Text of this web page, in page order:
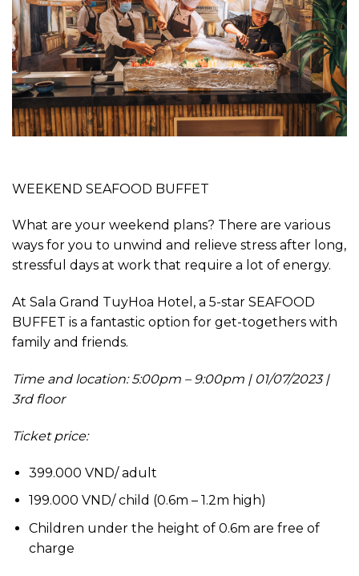
WEEKEND SEAFOOD BUFFET
What are your weekend plans? There are various
ways for you to unwind and relieve stress after long,
stressful days at work that require a lot of energy.
At Sala Grand TuyHoa Hotel, a 5-star SEAFOOD
BUFFET is a fantastic option for get-togethers with
family and friends.
Time and location: 5:00pm – 9:00pm | 01/07/2023 |
3rd floor
Ticket price:
399.000 VND/ adult
199.000 VND/ child (0.6m – 1.2m high)
Children under the height of 0.6m are free of
charge